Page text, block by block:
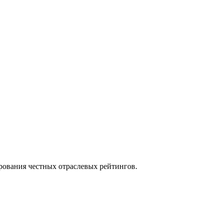
честных отраслевых рейтингов.